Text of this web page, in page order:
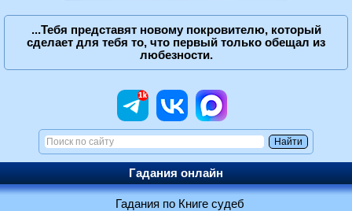
...Тебя представят новому покровителю, который
сделает для тебя то, что первый только обещал из
любезности.
Гадания онлайн
Гадания по Книге судеб